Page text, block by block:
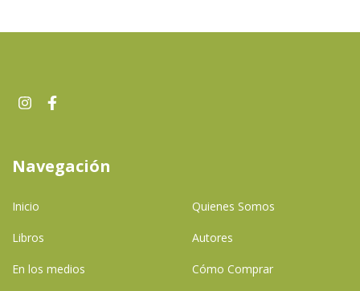
Navegación
Inicio Quienes Somos
Libros Autores
En los medios Cómo Comprar